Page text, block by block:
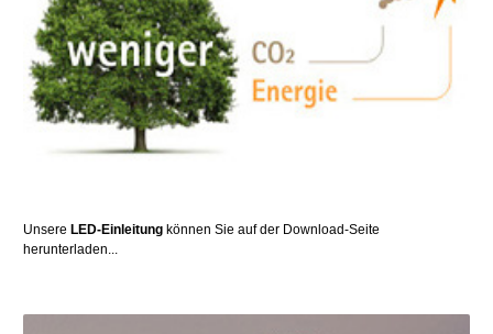
Unsere LED-Einleitung können Sie auf der Download-Seite
herunterladen...